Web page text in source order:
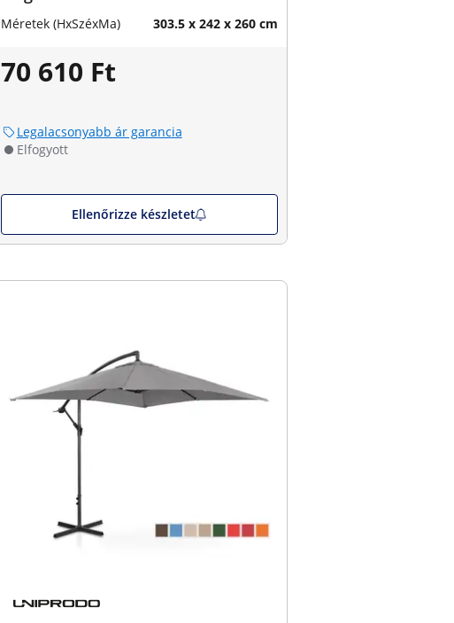
Méretek (HxSzéxMa) 303.5 x 242 x 260 cm
70 610 Ft
Legalacsonyabb ár garancia
Elfogyott
Ellenőrizze készletet